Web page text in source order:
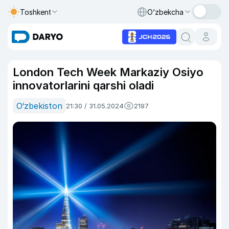
Toshkent O‘zbekcha
London Tech Week Markaziy Osiyo
innovatorlarini qarshi oladi
O‘zbekiston 21:30 / 31.05.2024 2197